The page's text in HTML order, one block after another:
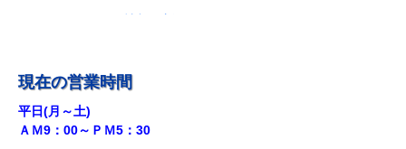
R5.9.28 釣果情報更新しました。
R5.9.18釣果情報更新しました。
R5.8.12 釣果情報更新しました。
現在の営業時間
平日(月～土)
ＡＭ9：00～ＰＭ5：30